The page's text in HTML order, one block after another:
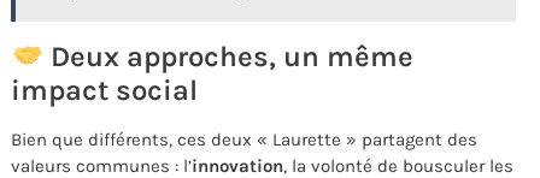
Deux approches, un même
impact social
Bien que différents, ces deux « Laurette » partagent des
valeurs communes : l’innovation, la volonté de bousculer les